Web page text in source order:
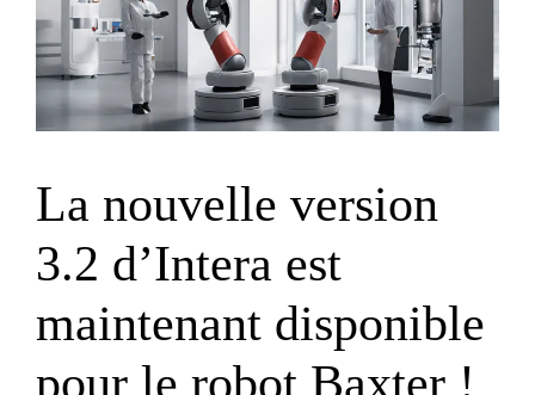
La nouvelle version
3.2 d’Intera est
maintenant disponible
pour le robot Baxter !